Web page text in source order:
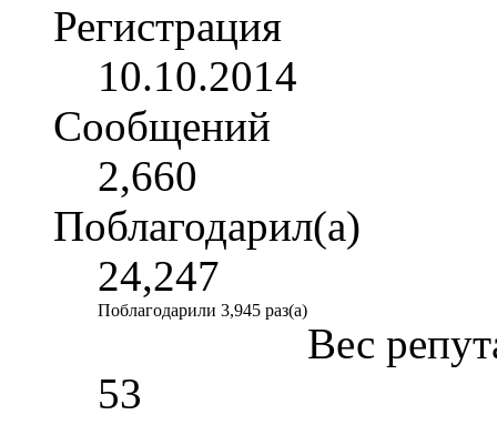
Регистрация
10.10.2014
Сообщений
2,660
Поблагодарил(а)
24,247
Поблагодарили 3,945 раз(а)
Вес
53